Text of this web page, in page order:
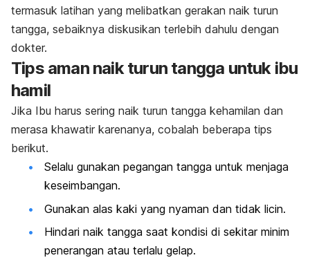
termasuk latihan yang melibatkan gerakan naik turun
tangga, sebaiknya diskusikan terlebih dahulu dengan
dokter.
Tips aman naik turun tangga untuk ibu
hamil
Jika Ibu harus sering naik turun tangga kehamilan dan
merasa khawatir karenanya, cobalah beberapa tips
berikut.
Selalu gunakan pegangan tangga untuk menjaga
keseimbangan.
Gunakan alas kaki yang nyaman dan tidak licin.
Hindari naik tangga saat kondisi di sekitar minim
penerangan atau terlalu gelap.